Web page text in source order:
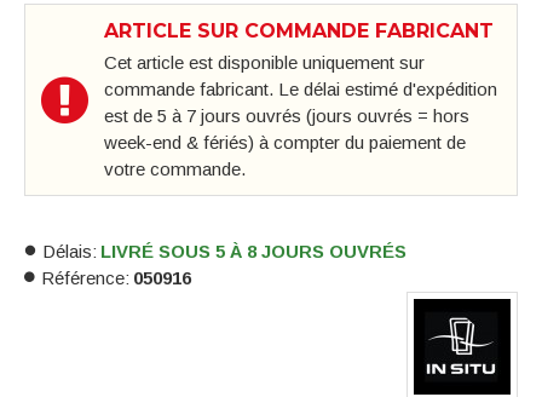
ARTICLE SUR COMMANDE FABRICANT
Cet article est disponible uniquement sur
commande fabricant. Le délai estimé d'expédition
est de 5 à 7 jours ouvrés (jours ouvrés = hors
week-end & fériés) à compter du paiement de
votre commande.
Délais: LIVRÉ SOUS 5 À 8 JOURS OUVRÉS
Référence: 050916